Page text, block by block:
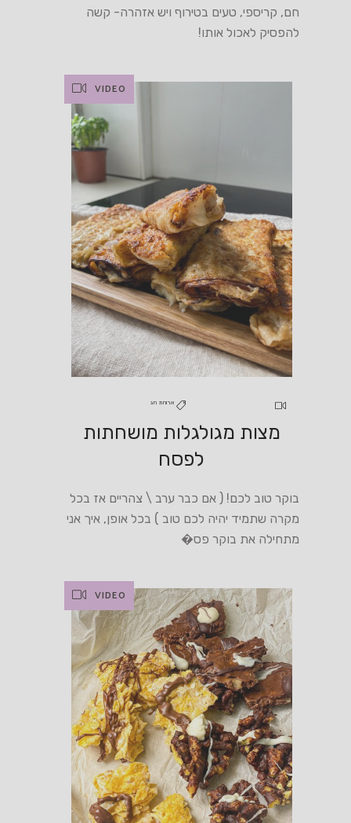
חם, קריספי, טעים בטירוף ויש אזהרה- קשה
להפסיק לאכול אותו!
VIDEO
ארוחת חג
מצות מגולגלות מושחתות
לפסח
בוקר טוב לכם! ( אם כבר ערב \ צהריים אז בכל
מקרה שתמיד יהיה לכם טוב ) בכל אופן, איך אני
מתחילה את בוקר פס�
VIDEO